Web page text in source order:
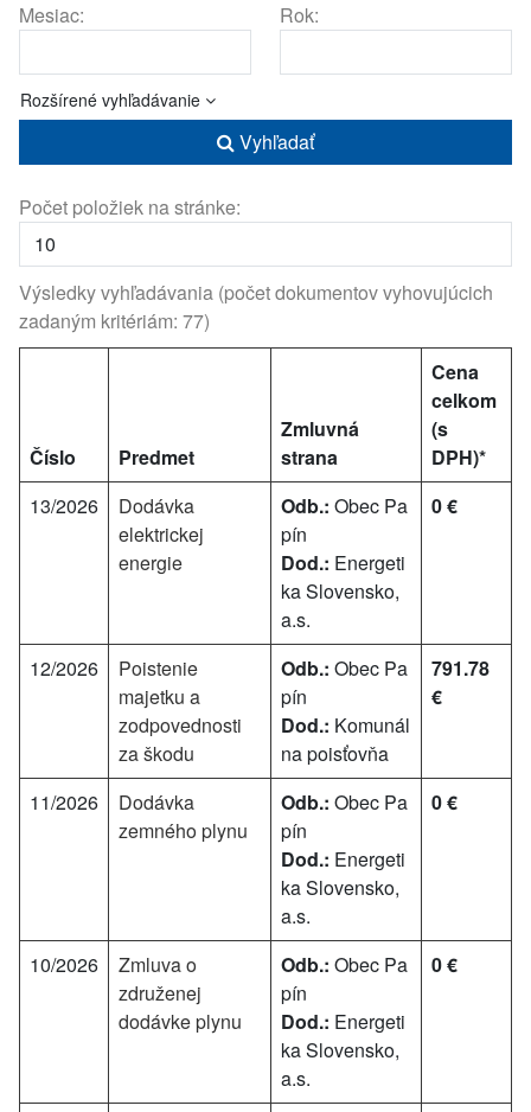
Mesiac: Rok:
Rozšírené vyhľadávanie
Vyhľadať
Počet položiek na stránke:
Výsledky vyhľadávania (počet dokumentov vyhovujúcich
zadaným kritériám: 77)
Číslo Predmet
Zmluvná
strana
Cena
celkom
(s
DPH)*
13/2026
Dodávka
elektrickej
energie
Odb.: Obec Pa
pín
Dod.: Energeti
ka Slovensko,
a.s.
0 €
12/2026
Poistenie
majetku a
zodpovednosti
za škodu
Odb.: Obec Pa
pín
Dod.: Komunál
na poisťovňa
791.78
€
11/2026
Dodávka
zemného plynu
Odb.: Obec Pa
pín
Dod.: Energeti
ka Slovensko,
a.s.
0 €
10/2026
Zmluva o
združenej
dodávke plynu
Odb.: Obec Pa
pín
Dod.: Energeti
ka Slovensko,
a.s.
0 €